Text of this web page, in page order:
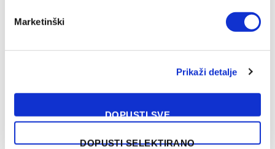
Marketinški
Prikaži detalje
DOPUSTI SVE
DOPUSTI SELEKTIRANO
Jakirović dobio veliko pojačanje, oboren klupski rekord
06/08/2026